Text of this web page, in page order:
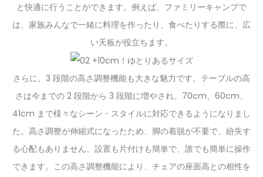
と快適に行うことができます。例えば、ファミリーキャンプで
は、家族みんなで一緒に料理を作ったり、食べたりする際に、広
い天板が役立ちます。
さらに、 3 段階の高さ調整機能も大きな魅力です。テーブルの高
さは今までの 2 段階から 3 段階に増やされ、70cm、60cm、
41cm まで様々なシーン・スタイルに対応できるようになりまし
た。高さ調整が伸縮式になったため、脚の着脱が不要で、紛失す
る心配もありません。設置も片付けも簡単で、誰でも簡単に操作
できます。この高さ調整機能により、チェアの座面高との相性を